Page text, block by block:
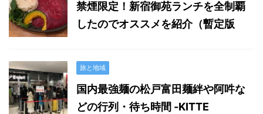
禁煙限定！新宿御苑ランチを全制覇
したのでオススメを紹介（暫定版
旅と地域
国内最強麺の松戸富田麺絆や阿吽な
どの行列・待ち時間 -KITTE